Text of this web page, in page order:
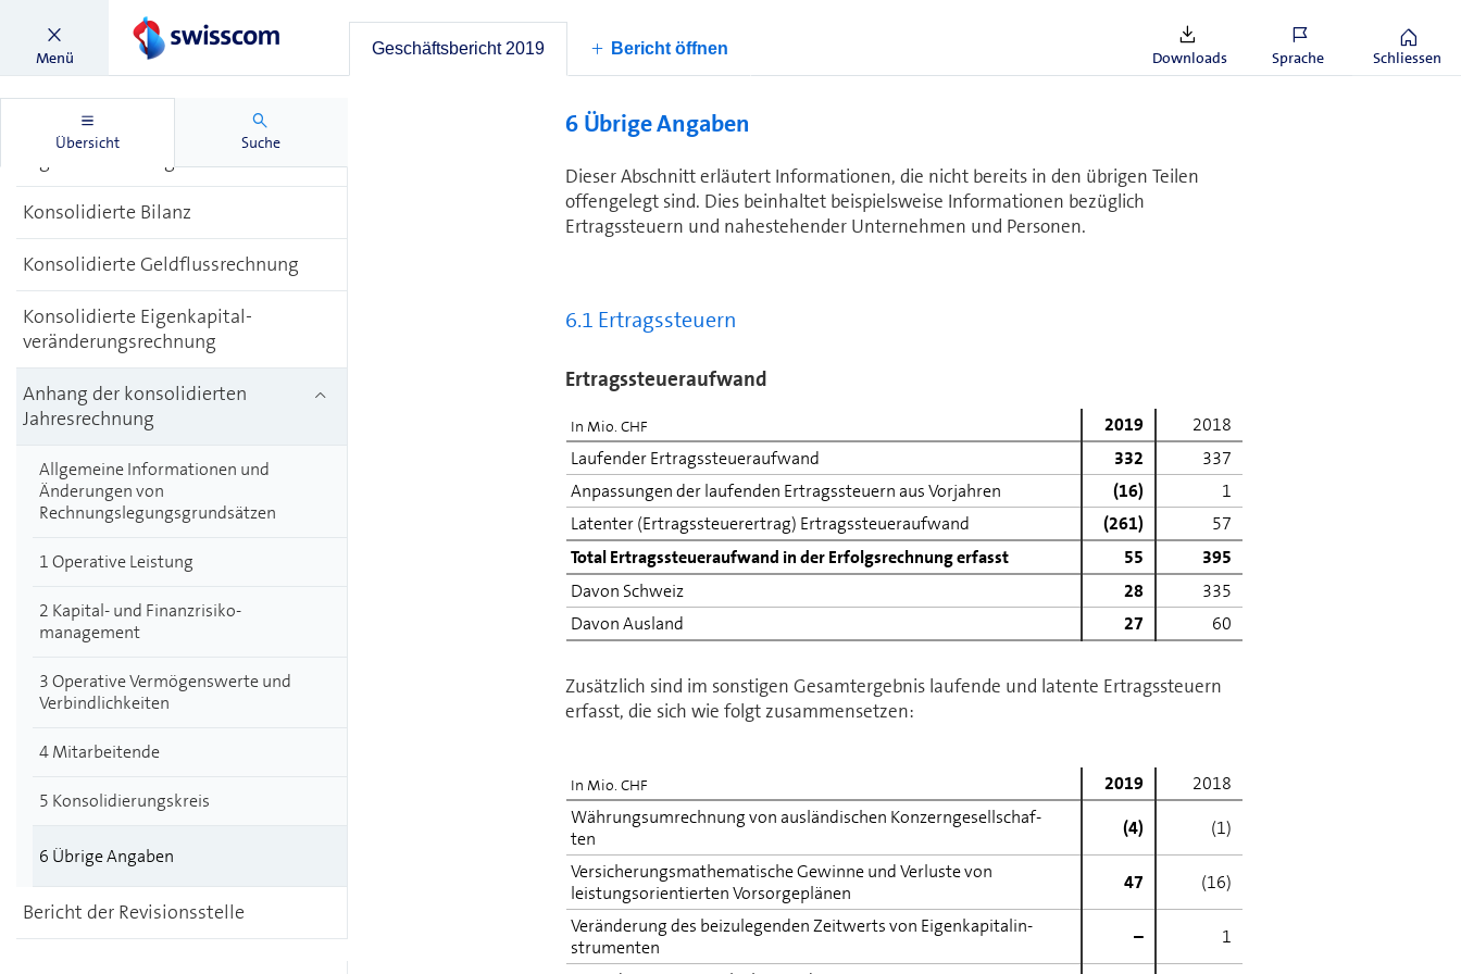
Menü Geschäftsbericht 2019 Bericht öffnen Downloads Sprache Schliessen
Übersicht Suche
Konsolidierte
Jahresrechnung
Konsolidierte Gesamt­
Konsolidierte Bilanz
Konsolidierte Geldflussrechnung
Konsolidierte Eigenkapital­
veränderungsrechnung
Anhang der konsolidierten
Jahresrechnung
Allgemeine Informationen und
Änderungen von
Rechnungslegungsgrundsätzen
1 Operative ­Leistung
2 Kapital- und Finanzrisiko­
management
3 Operative ­Vermögenswerte und
Verbindlichkeiten
4 Mitarbeitende
5 Konsolidierungskreis
6 Übrige Angaben
Bericht der Revisionsstelle
SCS = Swisscom Schweiz, FWB = Fastweb, UEB = Übrige, GHQ = Group Headquarters (nicht zugeteilt).
6 Übrige Angaben
Dieser Abschnitt erläutert Informationen, die nicht bereits in den übrigen Teilen
offengelegt sind. Dies bein­haltet bei­spiels­wei­se Informationen bezüglich
Ertragssteuern und nahestehender Un­ter­neh­men und Personen.
6.1 Ertragssteuern
Er­trags­steu­er­auf­wand
In Mio. CHF 2019
2018
Laufender Er­trags­steu­er­auf­wand
332
337
Anpassungen der laufenden Ertragssteuern aus Vorjahren
(16)
1
Latenter (Ertragssteuerertrag) Er­trags­steu­er­auf­wand
(261)
57
Total Er­trags­steu­er­auf­wand in der Erfolgsrechnung erfasst
55
395
Davon Schweiz
28
335
Davon Ausland
27 60
Zusätzlich sind im sonstigen Ge­samt­er­geb­nis laufende und latente Ertragssteuern
erfasst, die sich wie folgt zusammensetzen:
In Mio. CHF 2019
2018
Währungsumrechnung von ausländischen Kon­zern­ge­sell­schaf­
ten
(4)
(1)
Versicherungsmathematische Gewinne und Verluste von
leistungsorientierten Vorsorgeplänen
47
(16)
Veränderung des beizulegenden Zeitwerts von Ei­gen­ka­pi­tal­in­
stru­men­ten
–
1